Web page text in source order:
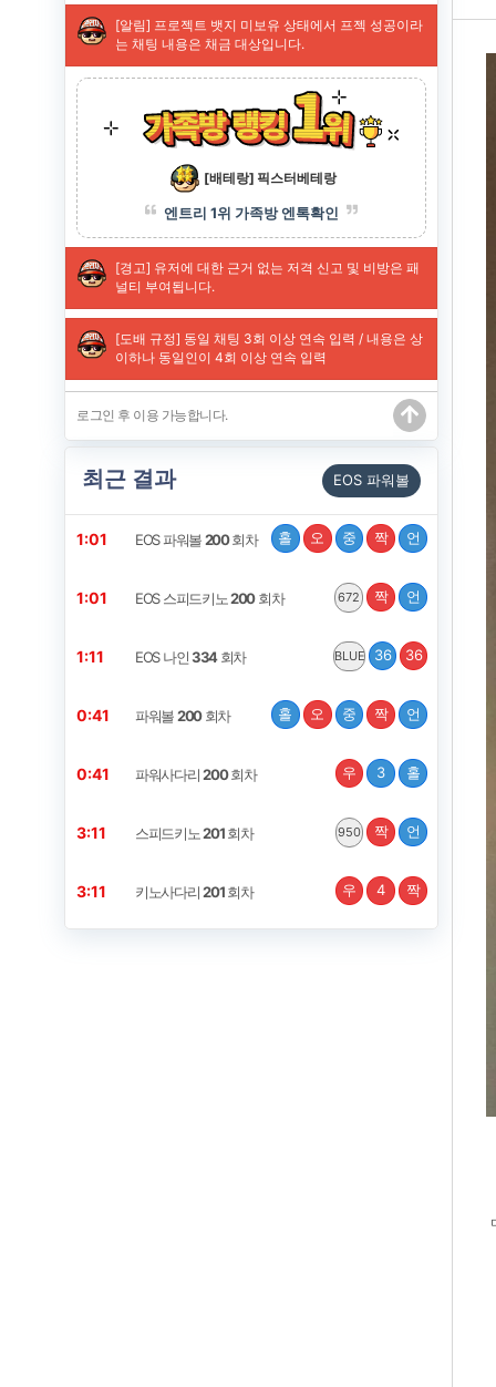
최근 결과 EOS 파워볼
1:01 EOS 파워볼200회차 홀 오 중 짝 언
1:01 EOS 스피드키노200회차 672 짝 언
1:11 EOS 나인334회차 BLUE 36 36
0:41 파워볼200회차 홀 오 중 짝 언
0:41 파워사다리200회차 우 3 홀
3:11 스피드키노201회차 950 짝 언
3:11 키노사다리201회차 우 4 짝